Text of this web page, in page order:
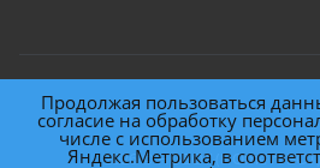
2026 © HOBOT (HOme
Продолжая пользоваться
согласие на обработку
числе с использованием
Яндекс.Метрика, в